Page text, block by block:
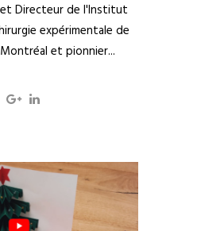
et Directeur de l'Institut
expérimentale de
et pionnier...